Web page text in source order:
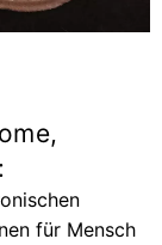
für Mensch